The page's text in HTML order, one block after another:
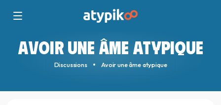
AVOIR UNE ÂME ATYPIQUE
Discussions Avoir une âme atypique